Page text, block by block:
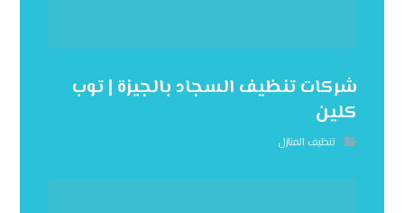
شركات تنظيف السجاد بالجيزة | توب
كلين
تنظيف المنازل